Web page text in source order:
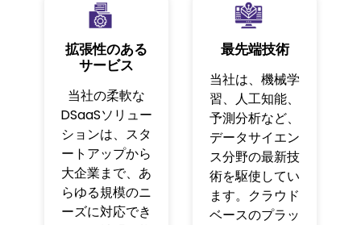
拡張性のある
サービス
当社の柔軟な
DSaaSソリュー
ションは、スタ
ートアップから
大企業まで、あ
らゆる規模のニ
ーズに対応でき
最先端技術
当社は、機械学
習、人工知能、
予測分析など、
データサイエン
ス分野の最新技
術を駆使してい
ます。クラウド
ベースのプラッ